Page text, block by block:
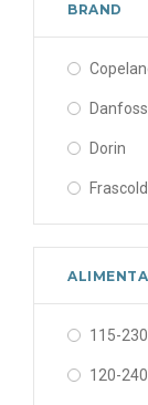
BRAND
Dorin
Frascold
115-
120-